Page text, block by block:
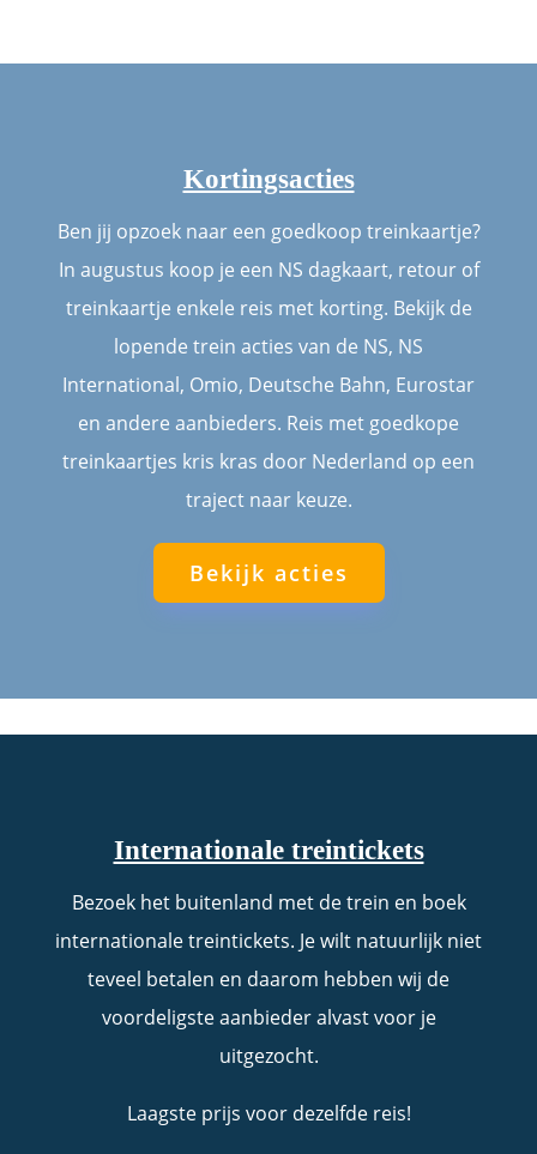
Kortingsacties
Ben jij opzoek naar een goedkoop treinkaartje?
In augustus koop je een NS dagkaart, retour of
treinkaartje enkele reis met korting. Bekijk de
lopende trein acties van de NS, NS
International, Omio, Deutsche Bahn, Eurostar
en andere aanbieders. Reis met goedkope
treinkaartjes kris kras door Nederland op een
traject naar keuze.
Bekijk acties
Internationale treintickets
Bezoek het buitenland met de trein en boek
internationale treintickets. Je wilt natuurlijk niet
teveel betalen en daarom hebben wij de
voordeligste aanbieder alvast voor je
uitgezocht.
Laagste prijs voor dezelfde reis!